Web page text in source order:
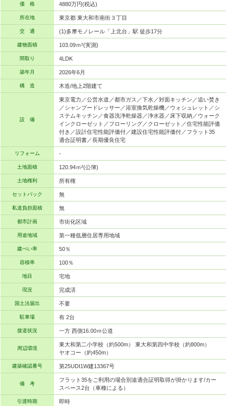
価 格 4880万円(税込)
所在地 東京都 東大和市南街３丁目
交 通 (1)多摩モノレール「上北台」駅 徒歩17分
建物面積 103.09ｍ²(実測)
間取り 4LDK
築年月 2026年6月
構 造 木造/地上2階建て
設 備
東京電力／公営水道／都市ガス／下水／対面キッチン／追い焚き
／シャンプードレッサー／浴室換気乾燥機／ウォシュレット／シ
ステムキッチン／食器洗浄乾燥器／浄水器／床下収納／ウォーク
インクローゼット／フローリング／クローゼット／住宅性能評価
付き／設計住宅性能評価付／建設住宅性能評価付／フラット35
適合証明書／長期優良住宅
リフォーム -
土地面積 120.94ｍ²(公簿)
土地権利 所有権
セットバック 無
私道負担面積 無
都市計画 市街化区域
用途地域 第一種低層住居専用地域
建ぺい率 50％
容積率 100％
地目 宅地
現況 完成済
国土法届出 不要
駐車場 有 2台
接道状況 一方 西側16.00ｍ公道
周辺環境
東大和第二小学校（約500m） 東大和第四中学校（約800m）
ヤオコー（約450m）
建築確認番号 第25UDI1W建13367号
備 考
フラット35をご利用の場合別途適合証明取得が掛かります/カー
スペース2台（車種による）
引渡時期 即時